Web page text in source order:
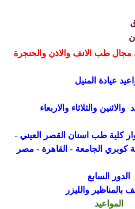
مجال طب الانف والاذن والحنجرة
عيادة المنيل
والثلاثاء والاربعاء
كلية طب اسنان القصر العيني -
كوبري الجامعة - القاهرة - مصر
الدور السابع
بالمناظير والليزر
المواعيد